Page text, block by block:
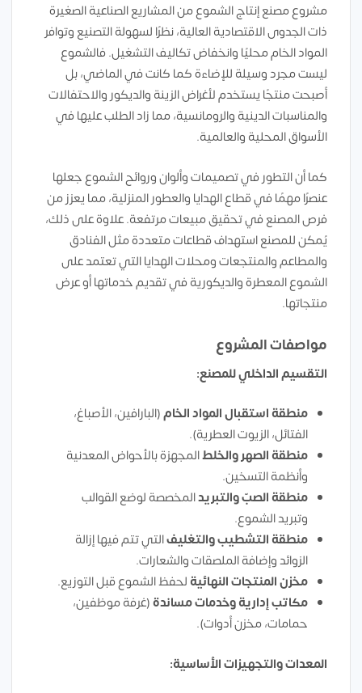
مشروع مصنع إنتاج الشموع من المشاريع الصناعية الصغيرة
ذات الجدوى الاقتصادية العالية، نظرًا لسهولة التصنيع وتوافر
المواد الخام محليًا وانخفاض تكاليف التشغيل. فالشموع
ليست مجرد وسيلة للإضاءة كما كانت في الماضي، بل
أصبحت منتجًا يستخدم لأغراض الزينة والديكور والاحتفالات
والمناسبات الدينية والرومانسية، مما زاد الطلب عليها في
الأسواق المحلية والعالمية.
كما أن التطور في تصميمات وألوان وروائح الشموع جعلها
عنصرًا مهمًا في قطاع الهدايا والعطور المنزلية، مما يعزز من
فرص المصنع في تحقيق مبيعات مرتفعة. علاوة على ذلك،
يُمكن للمصنع استهداف قطاعات متعددة مثل الفنادق
والمطاعم والمنتجعات ومحلات الهدايا التي تعتمد على
الشموع المعطرة والديكورية في تقديم خدماتها أو عرض
منتجاتها.
مواصفات المشروع
التقسيم الداخلي للمصنع:
منطقة استقبال المواد الخام(البارافين، الأصباغ،
الفتائل، الزيوت العطرية).
منطقة الصهر والخلطالمجهزة بالأحواض المعدنية
وأنظمة التسخين.
منطقة الصبّ والتبريدالمخصصة لوضع القوالب
وتبريد الشموع.
منطقة التشطيب والتغليفالتي تتم فيها إزالة
الزوائد وإضافة الملصقات والشعارات.
مخزن المنتجات النهائية لحفظ الشموع قبل التوزيع.
مكاتب إدارية وخدمات مساندة(غرفة موظفين،
حمامات، مخزن أدوات).
المعدات والتجهيزات الأساسية: